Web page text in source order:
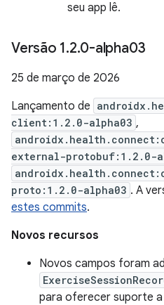
seu app lê.
Versão 1.2.0-alpha03
25 de março de 2026
Lançamento de
client:1.2.0-alpha03 ,
external-protobuf:1.2.0-
proto:1.2.0-alpha03 . A
estes commits.
Novos recursos
Novos campos foram
para oferecer suporte